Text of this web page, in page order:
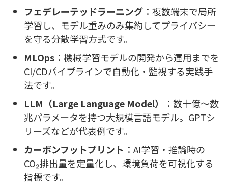
フェデレーテッドラーニング ：複数端末で局所
学習し、モデル重みのみ集約してプライバシー
を守る分散学習方式です。
MLOps ：機械学習モデルの開発から運用までを
CI/CDパイプラインで自動化・監視する実践手
法です。
LLM（Large Language Model）
：数十億〜数
兆パラメータを持つ大規模言語モデル。GPTシ
リーズなどが代表例です。
カーボンフットプリント ：AI学習・推論時の
CO₂排出量を定量化し、環境負荷を可視化する
指標です。